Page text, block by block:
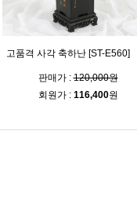
고급진 난(서울.경기일부) [ST-
E550]
판매가 :180,000원
회원가 : 174,600원